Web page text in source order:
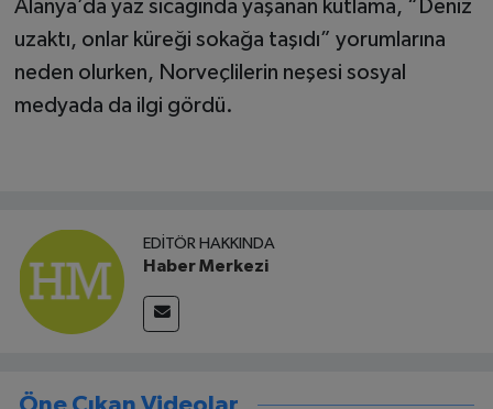
Alanya’da yaz sıcağında yaşanan kutlama, “Deniz
uzaktı, onlar küreği sokağa taşıdı” yorumlarına
neden olurken, Norveçlilerin neşesi sosyal
medyada da ilgi gördü.
EDITÖR HAKKINDA
Haber Merkezi